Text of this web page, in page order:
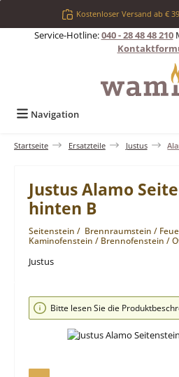
Zum Hauptinhalt springenKostenloser Versand ab €
Service-Hotline:040 - 28 48 48 210
Navigation
Startseite Ersatzteile Justus
Justus Alamo
hinten B
Seitenstein / Brennraumstein /
Kaminofenstein / Brennofenstein /
Justus
Bildergalerie überspringen
Bitte lesen Sie die